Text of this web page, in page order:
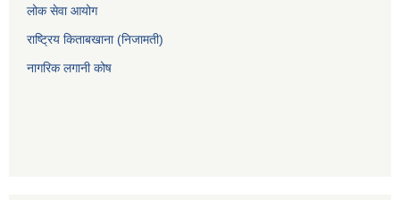
लोक सेवा आयोग
राष्ट्रिय किताबखाना (निजामती)
नागरिक लगानी कोष